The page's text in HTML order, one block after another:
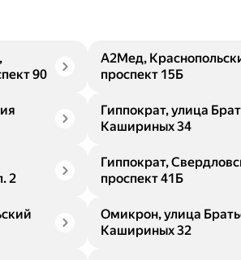
90
А2Мед,
проспект 15Б
Гиппократ, улица
Кашириных 34
2
Гиппократ,
проспект 41Б
Омикрон, улица
Кашириных 32